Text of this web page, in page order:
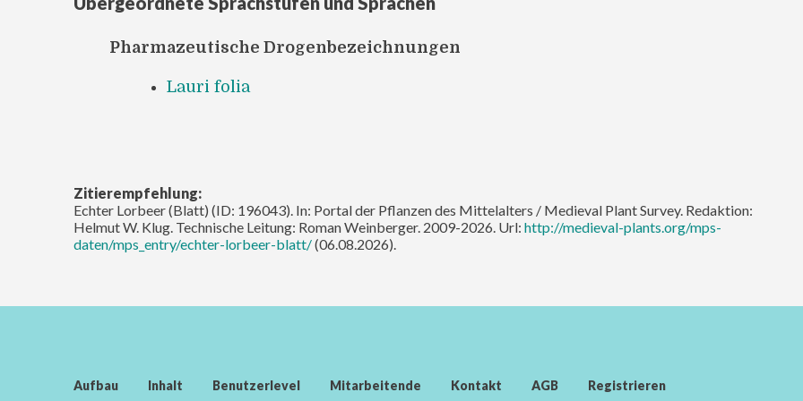
Pharmazeutische Drogenbezeichnungen
Lauri folia
Zitierempfehlung:
Echter Lorbeer (Blatt) (ID: 196043). In: Portal der Pflanzen des Mittelalters / Medieval Plant Survey. Redaktion:
Helmut W. Klug. Technische Leitung: Roman Weinberger. 2009-2026. Url: http://medieval-plants.org/mps-
daten/mps_entry/echter-lorbeer-blatt/(06.08.2026).
Aufbau Inhalt Benutzerlevel Mitarbeitende Kontakt AGB Registrieren